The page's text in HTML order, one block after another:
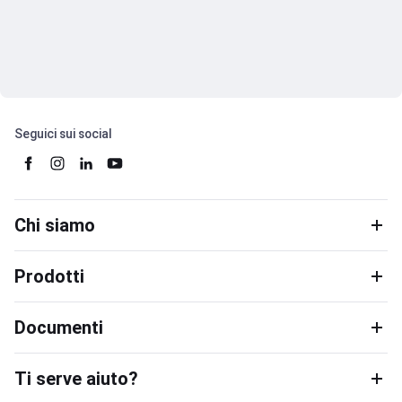
Seguici sui social
Chi siamo
Prodotti
Documenti
Ti serve aiuto?